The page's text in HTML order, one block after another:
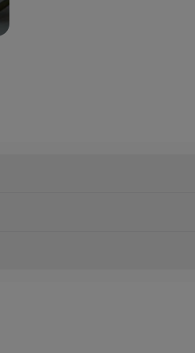
Horta, Flores,